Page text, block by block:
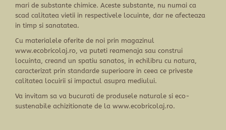
mari de substante chimice. Aceste substante, nu numai ca
scad calitatea vietii in respectivele locuinte, dar ne afecteaza
in timp si sanatatea.
Cu materialele oferite de noi prin magazinul
www.ecobricolaj.ro, va puteti reamenaja sau construi
locuinta, creand un spatiu sanatos, in echilibru cu natura,
caracterizat prin standarde superioare in ceea ce priveste
calitatea locuirii si impactul asupra mediului.
Va invitam sa va bucurati de produsele naturale si eco-
sustenabile achizitionate de la www.ecobricolaj.ro.